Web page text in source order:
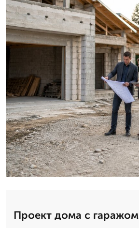
Проект дома с гаражом